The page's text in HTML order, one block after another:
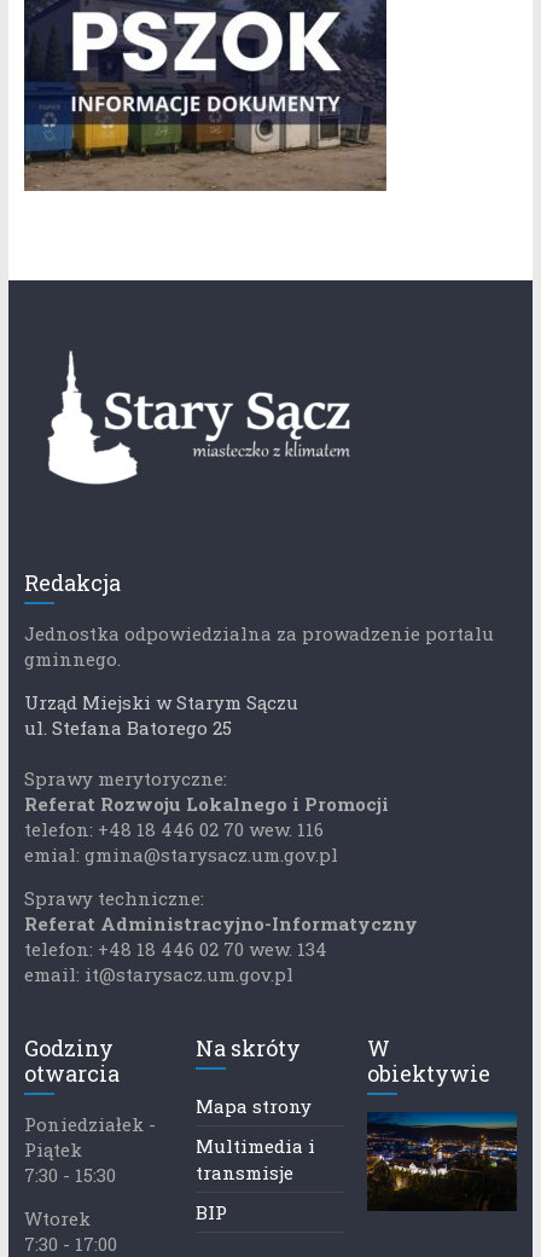
Redakcja
Jednostka odpowiedzialna za prowadzenie portalu
gminnego.
Urząd Miejski w Starym Sączu
ul. Stefana Batorego 25
Sprawy merytoryczne:
Referat Rozwoju Lokalnego i Promocji
telefon: +48 18 446 02 70 wew. 116
emial: gmina@starysacz.um.gov.pl
Sprawy techniczne:
Referat Administracyjno-Informatyczny
telefon: +48 18 446 02 70 wew. 134
email: it@starysacz.um.gov.pl
Godziny
otwarcia
Poniedziałek -
Piątek
7:30 - 15:30
Wtorek
7:30 - 17:00
Na skróty
Mapa strony
Multimedia i
transmisje
BIP
W
obiektywie